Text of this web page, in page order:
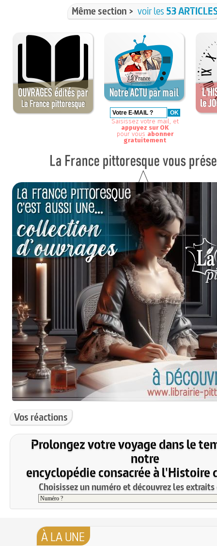
Même section > voir les 53
Saisissez votre mail, et
appuyez sur OK
pour vous abonner
gratuitement
Vos réactions
Prolongez votre voyage dans le
notre
encyclopédie consacrée à l'Histoire
Choisissez un numéro et découvrez les
À LA UNE